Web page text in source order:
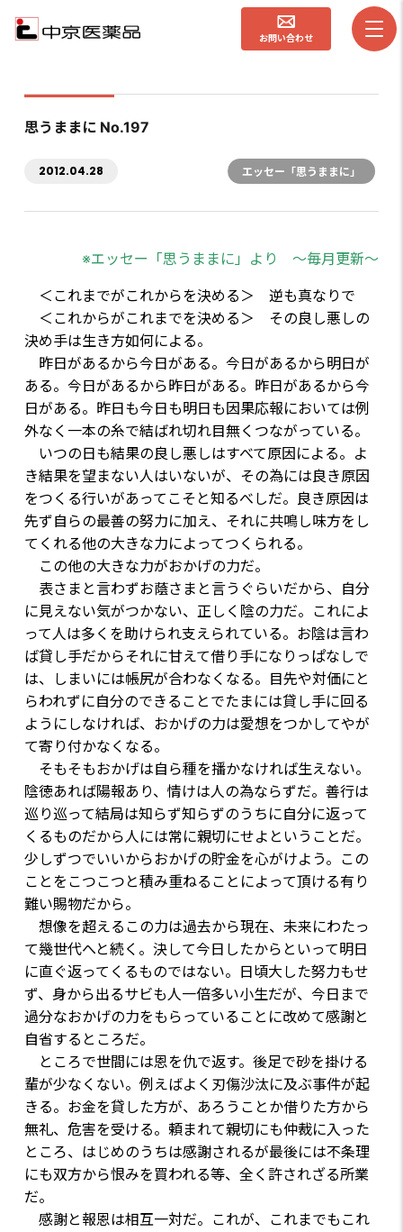
お問い合わせ
思うままに No.197
2012.04.28 エッセー「思うままに」
※エッセー「思うままに」より ～毎月更新～
＜これまでがこれからを決める＞ 逆も真なりで
＜これからがこれまでを決める＞ その良し悪しの
決め手は生き方如何による。
昨日があるから今日がある。今日があるから明日が
ある。今日があるから昨日がある。昨日があるから今
日がある。昨日も今日も明日も因果応報においては例
外なく一本の糸で結ばれ切れ目無くつながっている。
いつの日も結果の良し悪しはすべて原因による。よ
き結果を望まない人はいないが、その為には良き原因
をつくる行いがあってこそと知るべしだ。良き原因は
先ず自らの最善の努力に加え、それに共鳴し味方をし
てくれる他の大きな力によってつくられる。
この他の大きな力がおかげの力だ。
表さまと言わずお蔭さまと言うぐらいだから、自分
に見えない気がつかない、正しく陰の力だ。これによ
って人は多くを助けられ支えられている。お陰は言わ
ば貸し手だからそれに甘えて借り手になりっぱなしで
は、しまいには帳尻が合わなくなる。目先や対価にと
らわれずに自分のできることでたまには貸し手に回る
ようにしなければ、おかげの力は愛想をつかしてやが
て寄り付かなくなる。
そもそもおかげは自ら種を播かなければ生えない。
陰徳あれば陽報あり、情けは人の為ならずだ。善行は
巡り巡って結局は知らず知らずのうちに自分に返って
くるものだから人には常に親切にせよということだ。
少しずつでいいからおかげの貯金を心がけよう。この
ことをこつこつと積み重ねることによって頂ける有り
難い賜物だから。
想像を超えるこの力は過去から現在、未来にわたっ
て幾世代へと続く。決して今日したからといって明日
に直ぐ返ってくるものではない。日頃大した努力もせ
ず、身から出るサビも人一倍多い小生だが、今日まで
過分なおかげの力をもらっていることに改めて感謝と
自省するところだ。
ところで世間には恩を仇で返す。後足で砂を掛ける
輩が少なくない。例えばよく刃傷沙汰に及ぶ事件が起
きる。お金を貸した方が、あろうことか借りた方から
無礼、危害を受ける。頼まれて親切にも仲裁に入った
ところ、はじめのうちは感謝されるが最後には不条理
にも双方から恨みを買われる等、全く許されざる所業
だ。
感謝と報恩は相互一対だ。これが、これまでもこれ